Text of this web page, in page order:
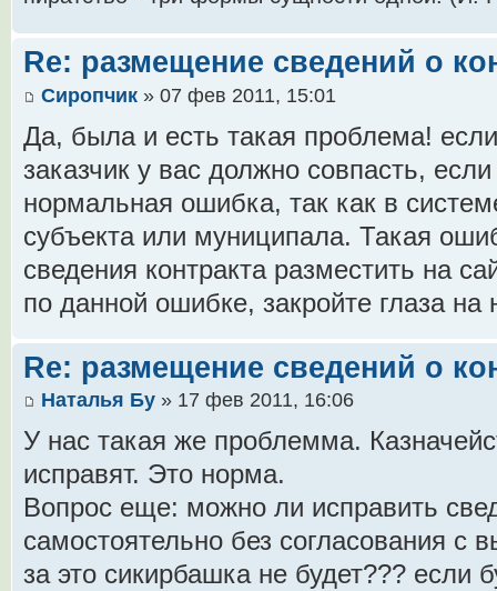
Re: размещение сведений о
Сиропчик » 07 фев 2011, 15:01
Да, была и есть такая проблема!
заказчик у вас должно совпасть,
нормальная ошибка, так как в
субъекта или муниципала. Такая
сведения контракта разместить на
по данной ошибке, закройте глаза на
Re: размещение сведений о
Наталья Бу » 17 фев 2011, 16:06
У нас такая же проблемма.
исправят. Это норма.
Вопрос еще: можно ли исправить
самостоятельно без согласования с
за это сикирбашка не будет??? если